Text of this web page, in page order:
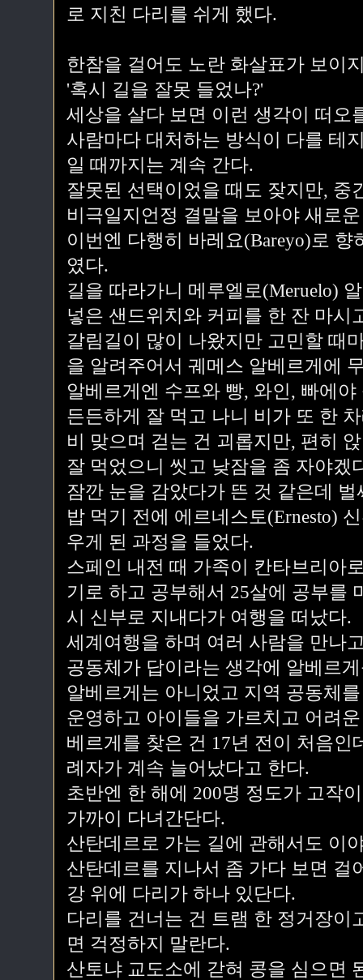
로 지친 다리를 쉬게 했다.
한참을 걸어도 노란 화살표가 보이
'혹시 길을 잘못 들었나?'
세상을 살다 보면 이런 생각이 떠오
사람마다 대처하는 방식이 다를 테
일 때까지는 계속 간다.
잘못된 선택이었을 때도 잦지만, 중
비극일지언정 결말을 보아야 새로
이번엔 다행히 바레요(Bareyo)로
였다.
길을 따라가니 메루엘로(Meruelo)
넣은 샌드위치와 커피를 한 잔 마시
갈림길이 많이 나왔지만 고민할 때
을 알려주어서 궤메스 알베르게에
알베르게엔 수프와 빵, 와인, 빠에
든든하게 잘 먹고 나니 비가 또 한
비 맞으며 걷는 건 괴롭지만, 편히
잘 먹었으니 씻고 낮잠을 좀 자야겠
잠깐 눈을 감았다가 뜬 것 같은데
밥 먹기 전에 에르네스토(Ernesto)
우게 된 과정을 들었다.
스페인 내전 때 가족이 칸타브리아
기로 하고 공부해서 25살에 공부를
시 신부로 지내다가 여행을 떠났다.
세계여행을 하며 여러 사람을 만나
공동체가 답이라는 생각에 알베르
알베르게는 아니었고 지역 공동체
운영하고 아이들을 가르치고 어려
베르게를 찾은 건 17년 전이 처음
례자가 계속 늘어났다고 한다.
초반엔 한 해에 200명 정도가 고작
가까이 다녀간단다.
산탄데르로 가는 길에 관해서도 이
산탄데르를 지나서 좀 가다 보면 걸
강 위에 다리가 하나 있단다.
다리를 건너는 건 트램 한 정거장이
면 걱정하지 말란다.
산토냐 교도소에 갇혀 콩을 심으면